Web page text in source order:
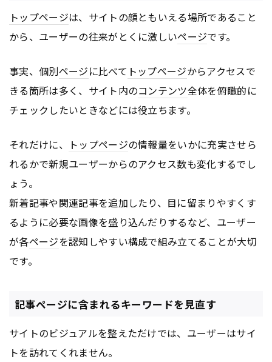
トップページは、サイトの顔ともいえる場所であること
から、ユーザーの往来がとくに激しいページです。
事実、個別ページに比べて トップページからアクセスで
きる箇所は多く、サイト内のコンテンツ全体を俯瞰的に
チェックしたいときなどには役立ちます。
それだけに、 トップページの情報量をいかに充実させら
れるかで新規ユーザーからのアクセス数も変化するでし
ょう。
新着記事や関連記事を追加したり、目に留まりやすくす
るように必要な画像を盛り込んだりするなど、ユーザー
が各ページを認知しやすい構成で組み立てることが大切
です。
記事ページに含まれるキーワードを見直す
サイトのビジュアルを整えただけでは、ユーザーはサイ
トを訪れてくれません。